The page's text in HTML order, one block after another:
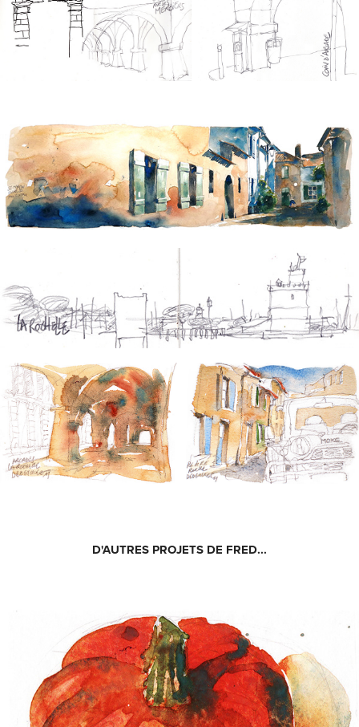
D'AUTRES PROJETS DE FRED...